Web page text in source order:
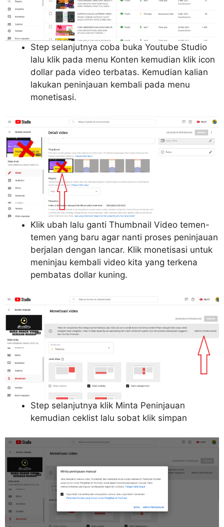
Step selanjutnya coba buka Youtube Studio
lalu klik pada menu Konten kemudian klik icon
dollar pada video terbatas. Kemudian kalian
lakukan peninjauan kembali pada menu
monetisasi.
Klik ubah lalu ganti Thumbnail Video temen-
temen yang baru agar nanti proses peninjauan
berjalan dengan lancar. Klik monetisasi untuk
meninjau kembali video kita yang terkena
pembatas dollar kuning.
Step selanjutnya klik Minta Peninjauan
kemudian ceklist lalu sobat klik simpan